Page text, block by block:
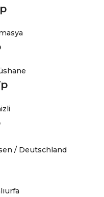
/ Deutschland